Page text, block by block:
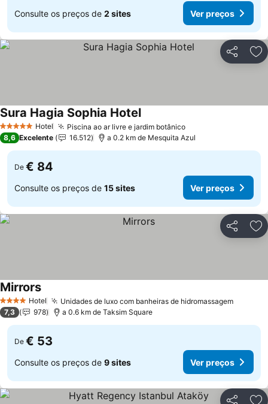
Consulte os preços de 2 sites Ver preços
Partilhar
5 Estrelas Hotel Piscina ao ar livre e jardim botânicoVer preços
Sura Hagia Sophia HotelVer preços
8,6 Excelente 16.512 a 0.2 km de Mesquita Azul
De € 84
Consulte os preços de 15 sites Ver preços
Partilhar
4 EstrelasHotel Unidades de luxo com banheiras de hidromassagemVer
MirrorsVer preços
7,3 978 a 0.6 km de Taksim Square
De € 53
Consulte os preços de 9 sites Ver preços